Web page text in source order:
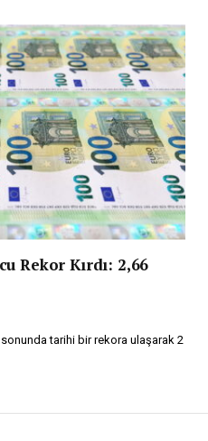
Rekor Kırdı: 2,66
sonunda tarihi bir rekora ulaşarak 2